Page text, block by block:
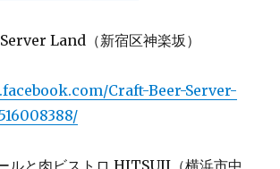
Land（新宿区神楽坂）
Craft-Beer-Server-
ルと肉ビストロ HITSUJI（横浜市中